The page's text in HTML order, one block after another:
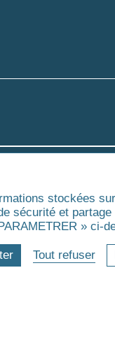
stockées
sécurité et
» ci-
Tout refuser